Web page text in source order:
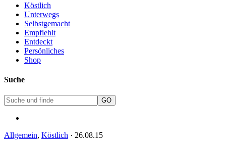
Köstlich
Unterwegs
Selbstgemacht
Empfiehlt
Entdeckt
Persönliches
Shop
Suche
Allgemein, Köstlich · 26.08.15